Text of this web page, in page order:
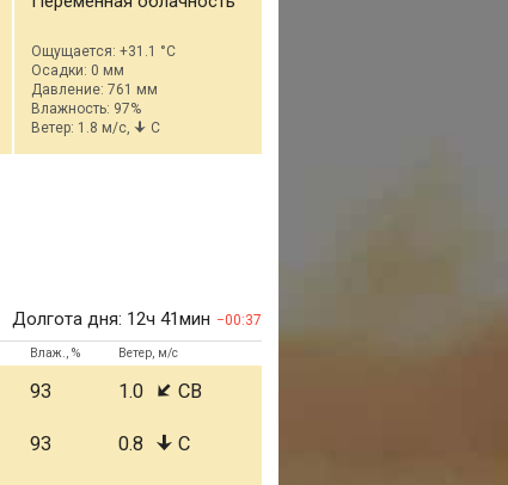
Ощущается: +31.1 °C
Осадки: 0 мм
Давление: 761 мм
Влажность: 97%
Ветер: 1.8 м/с,
С
Долгота дня: 12ч 41мин 00:37
Влаж., % Ветер, м/с
93 1.0 СВ
93 0.8 С